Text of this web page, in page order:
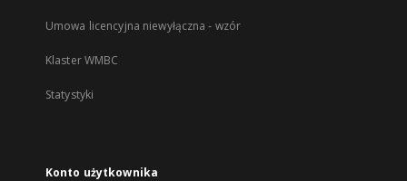
Umowa licencyjna niewyłączna - wzór
Klaster WMBC
Statystyki
Konto użytkownika